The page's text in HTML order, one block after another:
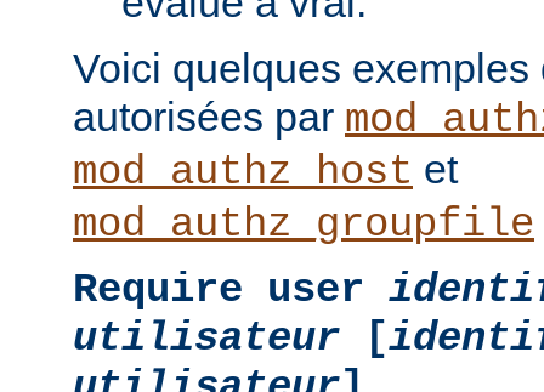
Voici quelques exemples
autorisées par
mod_authz_host et
mod_authz_groupfile
Require user
utilisateur [